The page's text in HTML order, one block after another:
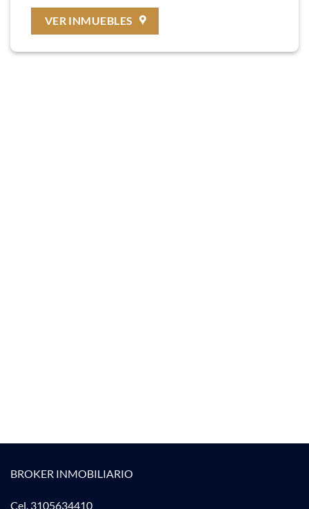
VER INMUEBLES
BROKER INMOBILIARIO
Cel. 3105634410